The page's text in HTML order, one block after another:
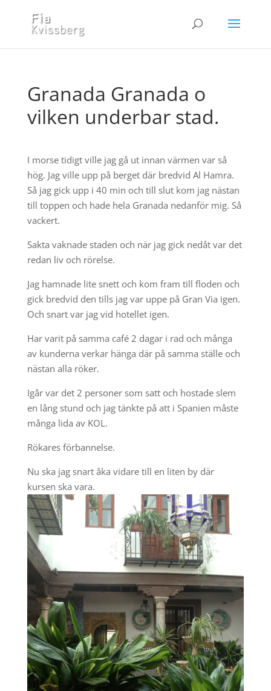
Granada Granada o
vilken underbar stad.
I morse tidigt ville jag gå ut innan värmen var så
hög. Jag ville upp på berget där bredvid Al Hamra.
Så jag gick upp i 40 min och till slut kom jag nästan
till toppen och hade hela Granada nedanför mig. Så
vackert.
Sakta vaknade staden och när jag gick nedåt var det
redan liv och rörelse.
Jag hamnade lite snett och kom fram till floden och
gick bredvid den tills jag var uppe på Gran Via igen.
Och snart var jag vid hotellet igen.
Har varit på samma café 2 dagar i rad och många
av kunderna verkar hänga där på samma ställe och
nästan alla röker.
Igår var det 2 personer som satt och hostade slem
en lång stund och jag tänkte på att i Spanien måste
många lida av KOL.
Rökares förbannelse.
Nu ska jag snart åka vidare till en liten by där
kursen ska vara.